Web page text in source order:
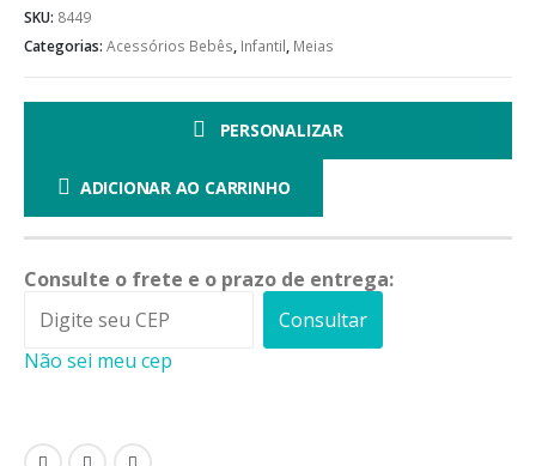
SKU: 8449
Categorias: Acessórios Bebês, Infantil, Meias
PERSONALIZAR
ADICIONAR AO CARRINHO
Consulte o frete e o prazo de entrega:
Consultar
Não sei meu cep